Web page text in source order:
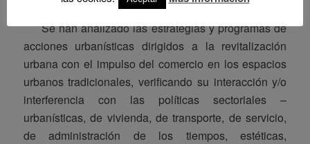
Se han analizado las estrategias y programas de
acciones urbanísticas dirigidos a la revitalización
urbana con el impulso del comercio en los espacios
urbanos tradicionales, verificando su interacción y/o
interferencia con las políticas sectoriales –
urbanísticas, de vivienda, de transporte, de servicio,
de administración de los tiempos, estéticas,